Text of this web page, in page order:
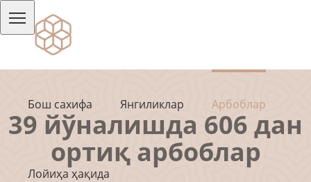
Бош сахифа Янгиликлар Арбоблар
Лойиҳа ҳақида
39 йўналишда 606 дан
ортиқ арбоблар